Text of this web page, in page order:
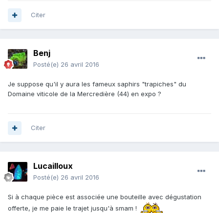
Citer
Benj
Posté(e) 26 avril 2016
Je suppose qu'il y aura les fameux saphirs "trapiches" du
Domaine viticole de la Mercredière (44) en expo ?
Citer
Lucailloux
Posté(e) 26 avril 2016
Si à chaque pièce est associée une bouteille avec dégustation
offerte, je me paie le trajet jusqu'à smam !